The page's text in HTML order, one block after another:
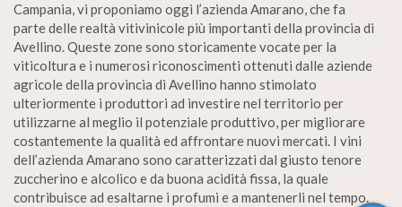
Campania, vi proponiamo oggi l’azienda Amarano, che fa
parte delle realtà vitivinicole più importanti della provincia di
Avellino. Queste zone sono storicamente vocate per la
viticoltura e i numerosi riconoscimenti ottenuti dalle aziende
agricole della provincia di Avellino hanno stimolato
ulteriormente i produttori ad investire nel territorio per
utilizzarne al meglio il potenziale produttivo, per migliorare
costantemente la qualità ed affrontare nuovi mercati. I vini
dell’azienda Amarano sono caratterizzati dal giusto tenore
zuccherino e alcolico e da buona acidità fissa, la quale
contribuisce ad esaltarne i profumi e a mantenerli nel tempo.